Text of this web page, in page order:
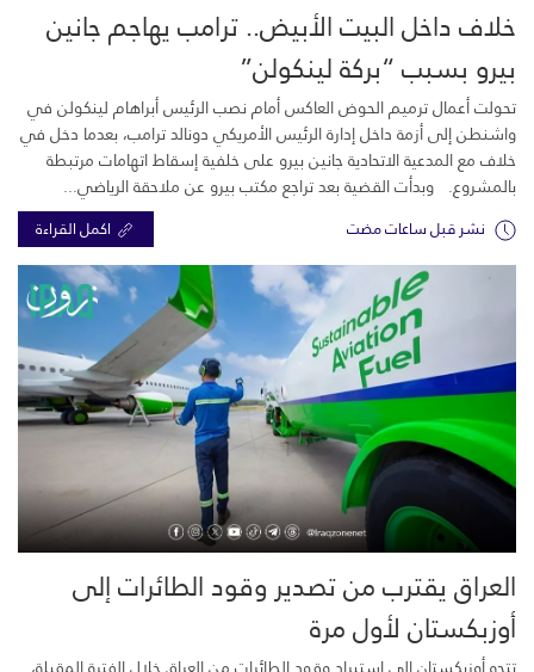
خلاف داخل البيت الأبيض.. ترامب يهاجم جانين
بيرو بسبب “بركة لينكولن”
تحولت أعمال ترميم الحوض العاكس أمام نصب الرئيس أبراهام لينكولن في
واشنطن إلى أزمة داخل إدارة الرئيس الأمريكي دونالد ترامب، بعدما دخل في
خلاف مع المدعية الاتحادية جانين بيرو على خلفية إسقاط اتهامات مرتبطة
بالمشروع. وبدأت القضية بعد تراجع مكتب بيرو عن ملاحقة الرياضي...
نشر قبل ساعات مضت اكمل القراءة
العراق يقترب من تصدير وقود الطائرات إلى
أوزبكستان لأول مرة